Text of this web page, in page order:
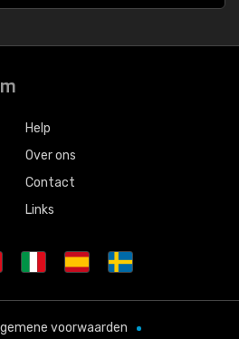
Help
Over ons
Contact
Links
voorwaarden